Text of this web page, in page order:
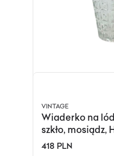
VINTAGE
Wiaderko na
szkło, mosiądz,
Dania, lata 60.
418 PLN